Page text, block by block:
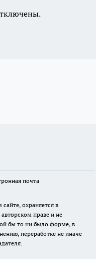
почта
охраняется в
праве и не
бы то ни было форме, в
переработке не иначе